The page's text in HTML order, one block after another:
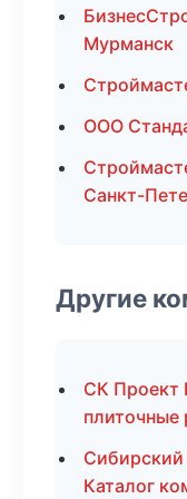
Мурманск
ООО
Санкт-
Другие
СК Проект
плиточные
Сибирский
Каталог